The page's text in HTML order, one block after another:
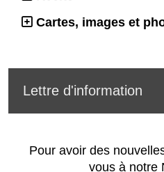
Cartes, images et
Lettre d'information
Pour avoir des
vous à notre